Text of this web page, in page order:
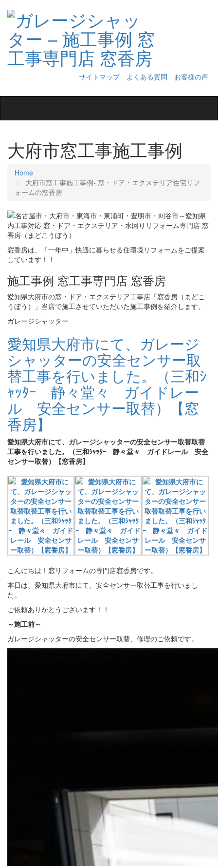
サイトマップ よくある質問
お客様の声
navigation
大府市窓工事施工事例
Home
大府市窓工事施工事例‐ 窓・ドア・エクステリア住宅リフ
ォームの窓香房
窓香房は、「一年中」快適に暮らせる住環境リフォームをご提案
しています！！
施工事例 窓工事専門店 窓香房
愛知県大府市の窓・ドア・エクステリア工事店「窓香房（まどこ
うぼう）」当店で施工させていただいた施工事例を紹介します。
ガレージシャッター
愛知県大府市にて、ガレージ
シャッターの安全センサー取
替工事を行いました。（三和ｼ
ｬｯﾀｰ 静々堂々 ガイドレー
ル 安全センサー取替）【窓
香房】
愛知県大府市にて、ガレージシャッターの安全センサー取替取替
工事を行いました。（三和ｼｬｯﾀｰ 静々堂々 ガイドレール 安全
センサー取替）【窓香房】
こんにちは！窓リフォームの専門店窓香房です。
本日は、愛知県大府市にて、安全センサー取替工事を行いまし
た。
ご依頼ありがとうございます！！
～施工前～
ガレージシャッターの安全センサー取替、修理のご依頼です。